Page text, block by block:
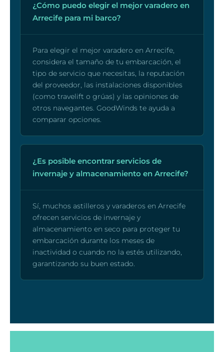
¿Cómo puedo elegir el mejor varadero en
Arrecife para mi barco?
Para elegir el mejor varadero en Arrecife,
considera el tamaño de tu embarcación, el
tipo de servicio que necesitas, la reputación
del proveedor, las instalaciones disponibles
(como travelift o grúas) y las opiniones de
otros navegantes. GoodWinds te ayuda a
comparar opciones.
¿Es posible encontrar servicios de
invernaje y almacenamiento en Arrecife?
Sí, muchos astilleros y varaderos en Arrecife
ofrecen servicios de invernaje y
almacenamiento en seco para proteger tu
embarcación durante los meses de
inactividad o cuando no la estés utilizando,
garantizando su buen estado.